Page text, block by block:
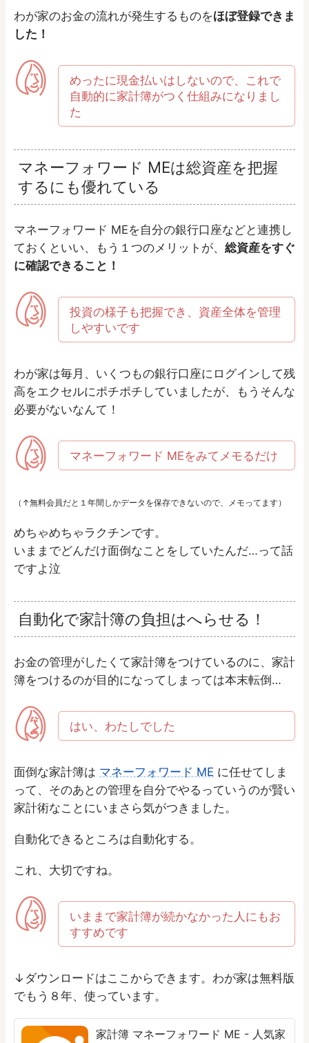
わが家のお金の流れが発生するものをほぼ登録できま
した！
めったに現金払いはしないので、これで
自動的に家計簿がつく仕組みになりまし
た
マネーフォワード MEは総資産を把握
するにも優れている
マネーフォワード MEを自分の銀行口座などと連携し
ておくといい、もう１つのメリットが、 総資産をすぐ
に確認できること！
投資の様子も把握でき、資産全体を管理
しやすいです
わが家は毎月、いくつもの銀行口座にログインして残
高をエクセルにポチポチしていましたが、もうそんな
必要がないなんて！
マネーフォワード MEをみてメモるだけ
（↑無料会員だと１年間しかデータを保存できないので、メモってます）
めちゃめちゃラクチンです。
いままでどんだけ面倒なことをしていたんだ…って話
ですよ泣
自動化で家計簿の負担はへらせる！
お金の管理がしたくて家計簿をつけているのに、家計
簿をつけるのが目的になってしまっては本末転倒…
はい、わたしでした
面倒な家計簿は マネーフォワード ME に任せてしま
って、そのあとの管理を自分でやるっていうのが賢い
家計術なことにいまさら気がつきました。
自動化できるところは自動化する。
これ、大切ですね。
いままで家計簿が続かなかった人にもお
すすめです
↓ダウンロードはここからできます。わが家は無料版
でもう８年、使っています。
家計簿 マネーフォワード ME - 人気家